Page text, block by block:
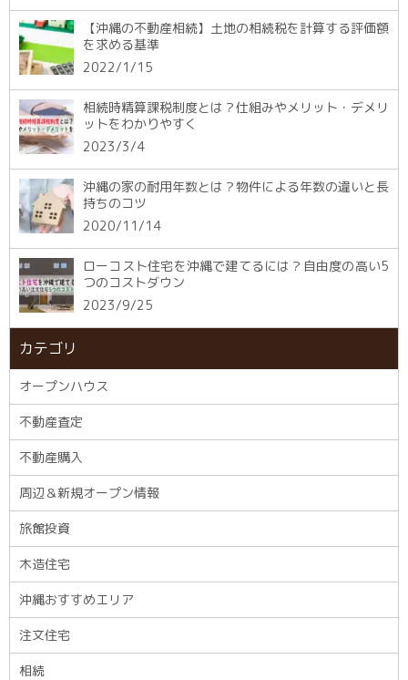
【沖縄の不動産相続】土地の相続税を計算する評価額
を求める基準
2022/1/15
相続時精算課税制度とは？仕組みやメリット・デメリ
ットをわかりやすく
2023/3/4
沖縄の家の耐用年数とは？物件による年数の違いと長
持ちのコツ
2020/11/14
ローコスト住宅を沖縄で建てるには？自由度の高い5
つのコストダウン
2023/9/25
カテゴリ
オープンハウス
不動産査定
不動産購入
周辺＆新規オープン情報
旅館投資
木造住宅
沖縄おすすめエリア
注文住宅
相続